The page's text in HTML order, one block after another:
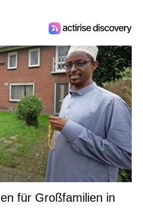
für Großfamilien in